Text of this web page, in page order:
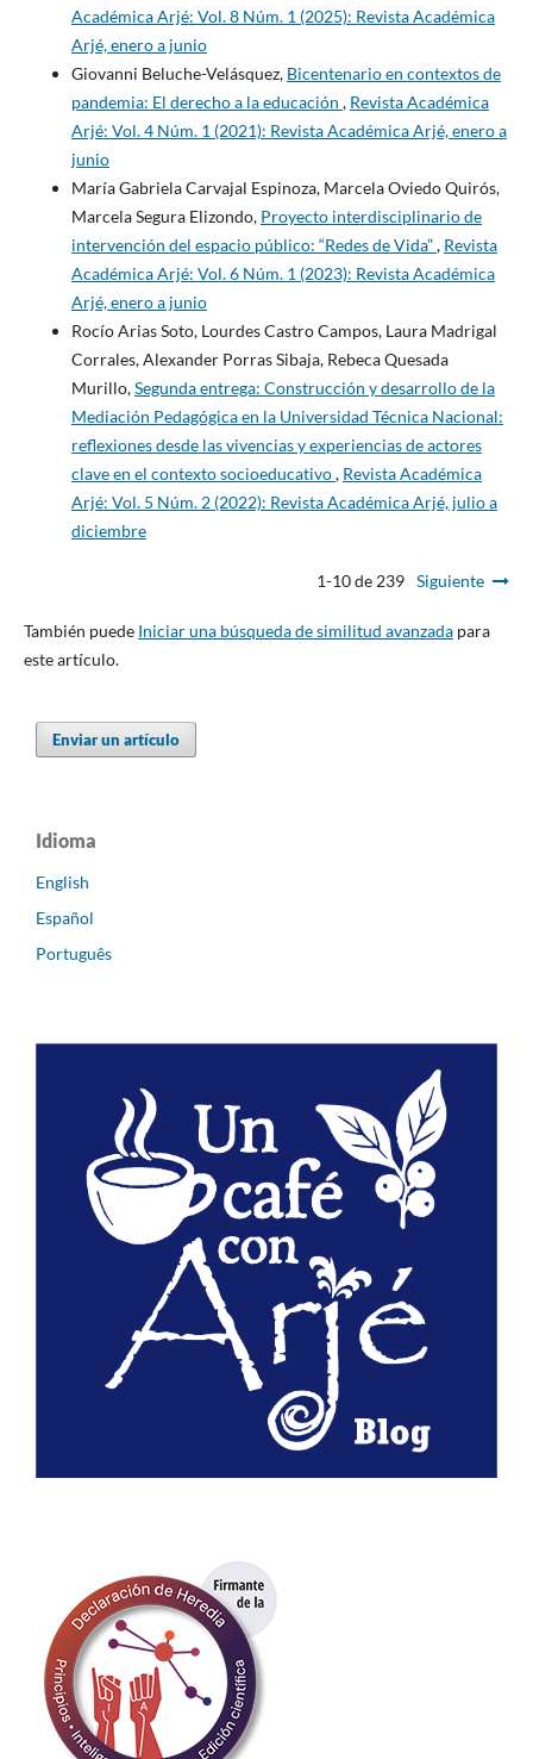
Académica Arjé: Vol. 8 Núm. 1 (2025): Revista Académica
Arjé, enero a junio
Giovanni Beluche-Velásquez, Bicentenario en contextos de
pandemia: El derecho a la educación , Revista Académica
Arjé: Vol. 4 Núm. 1 (2021): Revista Académica Arjé, enero a
junio
María Gabriela Carvajal Espinoza, Marcela Oviedo Quirós,
Marcela Segura Elizondo, Proyecto interdisciplinario de
intervención del espacio público: “Redes de Vida”, Revista
Académica Arjé: Vol. 6 Núm. 1 (2023): Revista Académica
Arjé, enero a junio
Rocío Arias Soto, Lourdes Castro Campos, Laura Madrigal
Corrales, Alexander Porras Sibaja, Rebeca Quesada
Murillo,Segunda entrega: Construcción y desarrollo de la
Mediación Pedagógica en la Universidad Técnica Nacional:
reflexiones desde las vivencias y experiencias de actores
clave en el contexto socioeducativo, Revista Académica
Arjé: Vol. 5 Núm. 2 (2022): Revista Académica Arjé, julio a
diciembre
1-10 de 239 Siguiente
También puede Iniciar una búsqueda de similitud avanzadapara
este artículo.
Enviar un artículo
Idioma
English
Español
Português